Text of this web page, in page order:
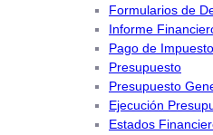
Formularios de
Informe
Pago de
Presupuesto
Presupuesto
Ejecución
Estados